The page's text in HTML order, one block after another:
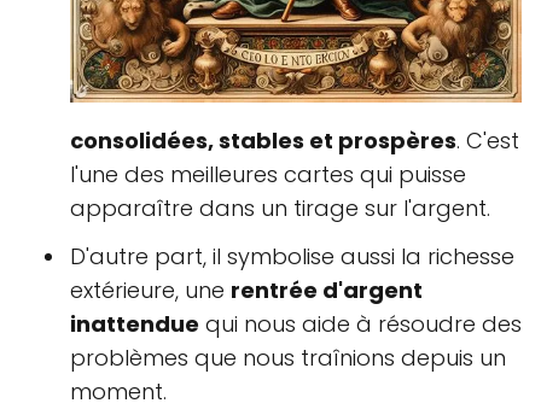
consolidées, stables et prospères. C'est
l'une des meilleures cartes qui puisse
apparaître dans un tirage sur l'argent.
D'autre part, il symbolise aussi la richesse
extérieure, une rentrée d'argent
inattendue qui nous aide à résoudre des
problèmes que nous traînions depuis un
moment.